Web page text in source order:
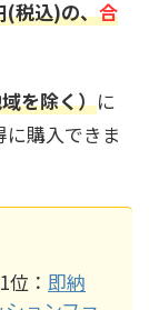
(税込)の、合
を除く）に
購入できま
： 即納